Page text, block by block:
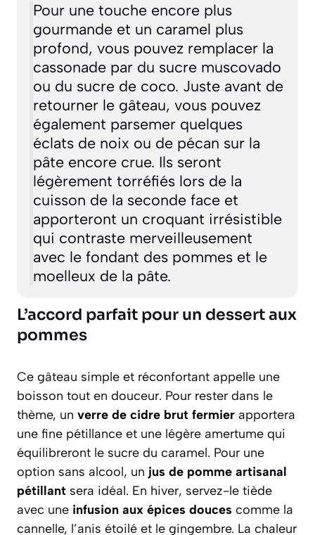
Pour une touche encore plus
gourmande et un caramel plus
profond, vous pouvez remplacer la
cassonade par du sucre muscovado
ou du sucre de coco. Juste avant de
retourner le gâteau, vous pouvez
également parsemer quelques
éclats de noix ou de pécan sur la
pâte encore crue. Ils seront
légèrement torréfiés lors de la
cuisson de la seconde face et
apporteront un croquant irrésistible
qui contraste merveilleusement
avec le fondant des pommes et le
moelleux de la pâte.
L’accord parfait pour un dessert aux
pommes
Ce gâteau simple et réconfortant appelle une
boisson tout en douceur. Pour rester dans le
thème, un verre de cidre brut fermier apportera
une fine pétillance et une légère amertume qui
équilibreront le sucre du caramel. Pour une
option sans alcool, un jus de pomme artisanal
pétillant sera idéal. En hiver, servez-le tiède
avec une infusion aux épices douces comme la
cannelle, l’anis étoilé et le gingembre. La chaleur